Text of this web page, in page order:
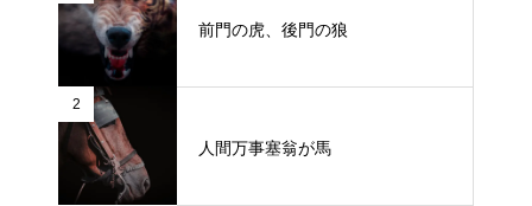
前門の虎、後門の狼
2
人間万事塞翁が馬